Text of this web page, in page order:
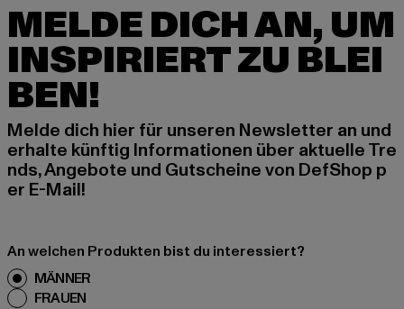
MELDE DICH AN, UM
INSPIRIERT ZU BLEI
BEN!
Melde dich hier für unseren Newsletter an und
erhalte künftig Informationen über aktuelle Tre
nds, Angebote und Gutscheine von DefShop p
er E-Mail!
An welchen Produkten bist du interessiert?
MÄNNER
FRAUEN